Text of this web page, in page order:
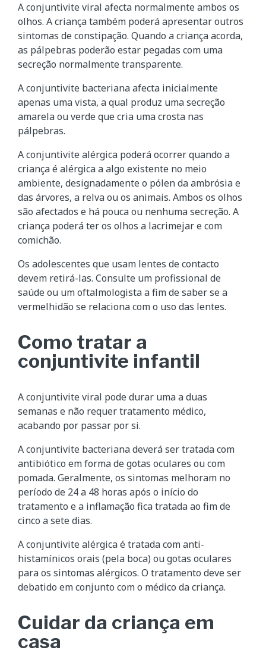
A conjuntivite viral afecta normalmente ambos os
olhos. A criança também poderá apresentar outros
sintomas de constipação. Quando a criança acorda,
as pálpebras poderão estar pegadas com uma
secreção normalmente transparente.
A conjuntivite bacteriana afecta inicialmente
apenas uma vista, a qual produz uma secreção
amarela ou verde que cria uma crosta nas
pálpebras.
A conjuntivite alérgica poderá ocorrer quando a
criança é alérgica a algo existente no meio
ambiente, designadamente o pólen da ambrósia e
das árvores, a relva ou os animais. Ambos os olhos
são afectados e há pouca ou nenhuma secreção. A
criança poderá ter os olhos a lacrimejar e com
comichão.
Os adolescentes que usam lentes de contacto
devem retirá-las. Consulte um profissional de
saúde ou um oftalmologista a fim de saber se a
vermelhidão se relaciona com o uso das lentes.
Como tratar a
conjuntivite infantil
A conjuntivite viral pode durar uma a duas
semanas e não requer tratamento médico,
acabando por passar por si.
A conjuntivite bacteriana deverá ser tratada com
antibiótico em forma de gotas oculares ou com
pomada. Geralmente, os sintomas melhoram no
período de 24 a 48 horas após o início do
tratamento e a inflamação fica tratada ao fim de
cinco a sete dias.
A conjuntivite alérgica é tratada com anti-
histamínicos orais (pela boca) ou gotas oculares
para os sintomas alérgicos. O tratamento deve ser
debatido em conjunto com o médico da criança.
Cuidar da criança em
casa